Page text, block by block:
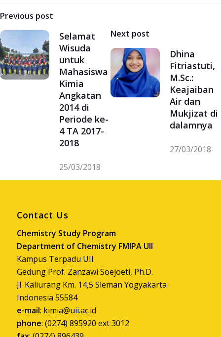
Navigasi
pos
Previous post
Selamat
Wisuda
untuk
Mahasiswa
Kimia
Angkatan
2014 di
Periode ke-
4 TA 2017-
2018
25/03/2018
Next post
Dhina
Fitriastuti,
M.Sc.:
Keajaiban
Air dan
Mukjizat di
dalamnya
27/03/2018
Contact Us
Chemistry Study Program
Department of Chemistry FMIPA UII
Kampus Terpadu UII
Gedung Prof. Zanzawi Soejoeti, Ph.D.
Jl. Kaliurang Km. 14,5 Sleman Yogyakarta
Indonesia 55584
e-mail: kimia@uii.ac.id
phone: (0274) 895920 ext 3012